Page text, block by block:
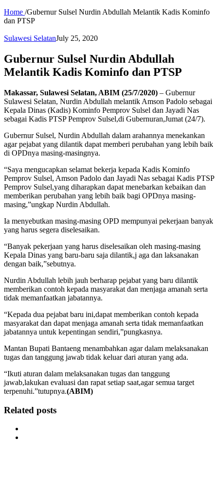
Home /Gubernur Sulsel Nurdin Abdullah Melantik Kadis Kominfo
dan PTSP
Sulawesi SelatanJuly 25, 2020
Gubernur Sulsel Nurdin Abdullah
Melantik Kadis Kominfo dan PTSP
Makassar, Sulawesi Selatan, ABIM (25/7/2020) – Gubernur
Sulawesi Selatan, Nurdin Abdullah melantik Amson Padolo sebagai
Kepala Dinas (Kadis) Kominfo Pemprov Sulsel dan Jayadi Nas
sebagai Kadis PTSP Pemprov Sulsel,di Gubernuran,Jumat (24/7).
Gubernur Sulsel, Nurdin Abdullah dalam arahannya menekankan
agar pejabat yang dilantik dapat memberi perubahan yang lebih baik
di OPDnya masing-masingnya.
“Saya mengucapkan selamat bekerja kepada Kadis Kominfo
Pemprov Sulsel, Amson Padolo dan Jayadi Nas sebagai Kadis PTSP
Pemprov Sulsel,yang diharapkan dapat menebarkan kebaikan dan
memberikan perubahan yang lebih baik bagi OPDnya masing-
masing,”ungkap Nurdin Abdullah.
Ia menyebutkan masing-masing OPD mempunyai pekerjaan banyak
yang harus segera diselesaikan.
“Banyak pekerjaan yang harus diselesaikan oleh masing-masing
Kepala Dinas yang baru-baru saja dilantik,j aga dan laksanakan
dengan baik,”sebutnya.
Nurdin Abdullah lebih jauh berharap pejabat yang baru dilantik
memberikan contoh kepada masyarakat dan menjaga amanah serta
tidak memanfaatkan jabatannya.
“Kepada dua pejabat baru ini,dapat memberikan contoh kepada
masyarakat dan dapat menjaga amanah serta tidak memanfaatkan
jabatannya untuk kepentingan sendiri,”pungkasnya.
Mantan Bupati Bantaeng menambahkan agar dalam melaksanakan
tugas dan tanggung jawab tidak keluar dari aturan yang ada.
“Ikuti aturan dalam melaksanakan tugas dan tanggung
jawab,lakukan evaluasi dan rapat setiap saat,agar semua target
terpenuhi.”tutupnya.(ABIM)
Related posts